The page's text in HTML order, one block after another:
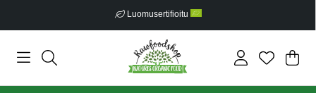
Luomusertifioitu
.